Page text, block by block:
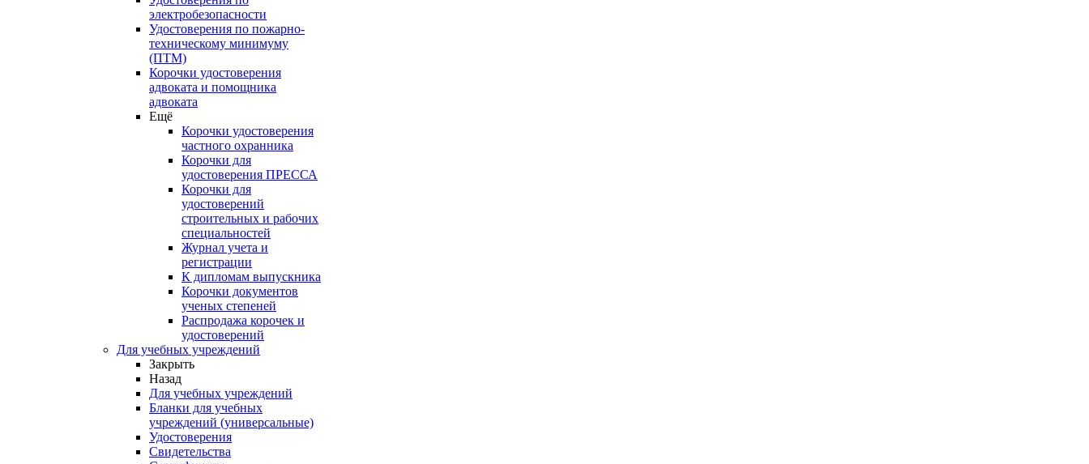
электробезопасности
Удостоверения по пожарно-
техническому минимуму
(ПТМ)
Корочки удостоверения
адвоката и помощника
адвоката
Ещё
Корочки удостоверения
частного охранника
Корочки для
удостоверения ПРЕССА
Корочки для
удостоверений
строительных и рабочих
специальностей
Журнал учета и
регистрации
К дипломам выпускника
Корочки документов
ученых степеней
Распродажа корочек и
удостоверений
Для учебных учреждений
Закрыть
Назад
Для учебных учреждений
Бланки для учебных
учреждений (универсальные)
Удостоверения
Свидетельства